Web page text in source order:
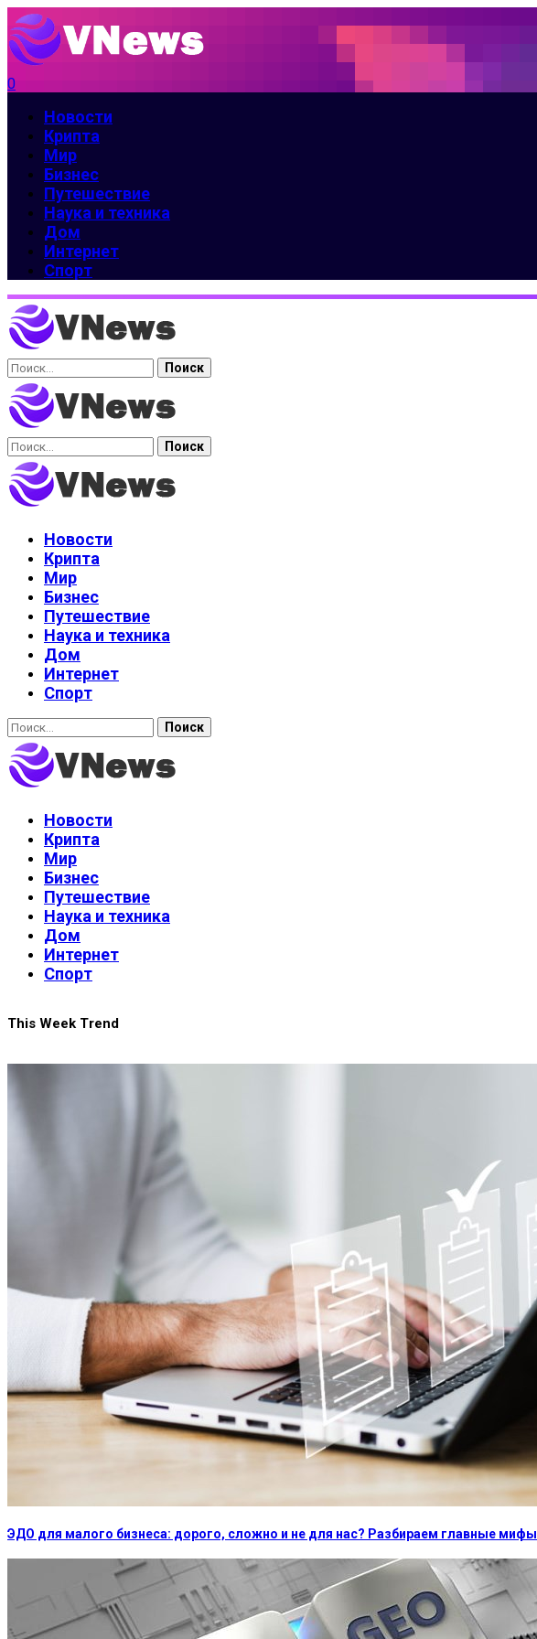
0
Новости
Крипта
Мир
Бизнес
Путешествие
Наука и техника
Дом
Интернет
Спорт
Найти:
Найти:
Новости
Крипта
Мир
Бизнес
Путешествие
Наука и техника
Дом
Интернет
Спорт
Найти:
Новости
Крипта
Мир
Бизнес
Путешествие
Наука и техника
Дом
Интернет
Спорт
This Week Trend
ЭДО для малого бизнеса: дорого, сложно и не для нас? Разбираем главные мифы